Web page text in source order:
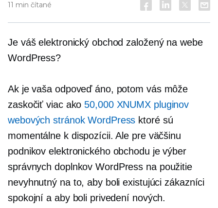
11 min čítané
Je váš elektronický obchod založený na webe
WordPress?
Ak je vaša odpoveď áno, potom vás môže
zaskočiť viac ako 50,000 XNUMX pluginov
webových stránok WordPress ktoré sú
momentálne k dispozícii. Ale pre väčšinu
podnikov elektronického obchodu je výber
správnych doplnkov WordPress na použitie
nevyhnutný na to, aby boli existujúci zákazníci
spokojní a aby boli privedení nových.